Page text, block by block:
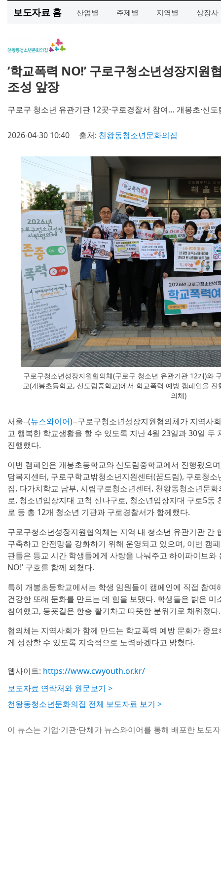
보도자료 홈 산업별 주제별 지역별 상장사
‘학교폭력 NO!’ 구로구청소년성장지원
조성 앞장
구로구 청소년 유관기관 12곳·구로경찰서 참여… 개봉초·신
2026-04-30 10:40 출처: 천왕동청소년문화의집
구로구청소년성장지원협의체(구로구 청소년 유관기관 12개)와
교(개봉초등학교, 신도림중학교)에서 학교폭력 예방 캠페인을
의체)
서울--(뉴스와이어)--구로구청소년성장지원협의체가 지역사
고 행복한 학교생활을 할 수 있도록 지난 4월 23일과 30일 두
진행했다.
이번 캠페인은 개봉초등학교와 신도림중학교에서 진행됐으
담복지센터, 구로구학교밖청소년지원센터(꿈드림), 구로청
집, 다가치학교 남부, 시립구로청소년센터, 천왕동청소년문
로, 청소년입장지대 고척 신나구로, 청소년입장지대 구로5동
로 등 총 12개 청소년 기관과 구로경찰서가 함께했다.
구로구청소년성장지원협의체는 지역 내 청소년 유관기관 간
구축하고 안전망을 강화하기 위해 운영되고 있으며, 이번 캠
관들은 등교 시간 학생들에게 사탕을 나눠주고 하이파이브와
NO!’ 구호를 함께 외쳤다.
특히 개봉초등학교에서는 학생 임원들이 캠페인에 직접 참
건강한 또래 문화를 만드는 데 힘을 보탰다. 학생들은 밝은
참여했고, 등굣길은 한층 활기차고 따뜻한 분위기로 채워졌다.
협의체는 지역사회가 함께 만드는 학교폭력 예방 문화가 중
게 성장할 수 있도록 지속적으로 노력하겠다고 밝혔다.
웹사이트: https://www.cwyouth.or.kr/
보도자료 연락처와 원문보기 >
천왕동청소년문화의집 전체 보도자료 보기 >
이 뉴스는 기업·기관·단체가 뉴스와이어를 통해 배포한 보도